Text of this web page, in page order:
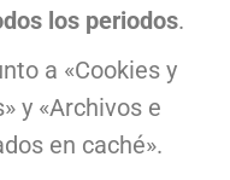
los periodos.
a «Cookies y
y «Archivos e
en caché».